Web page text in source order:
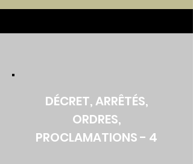
DÉCRET, ARRÊTÉS,
ORDRES,
PROCLAMATIONS - 4